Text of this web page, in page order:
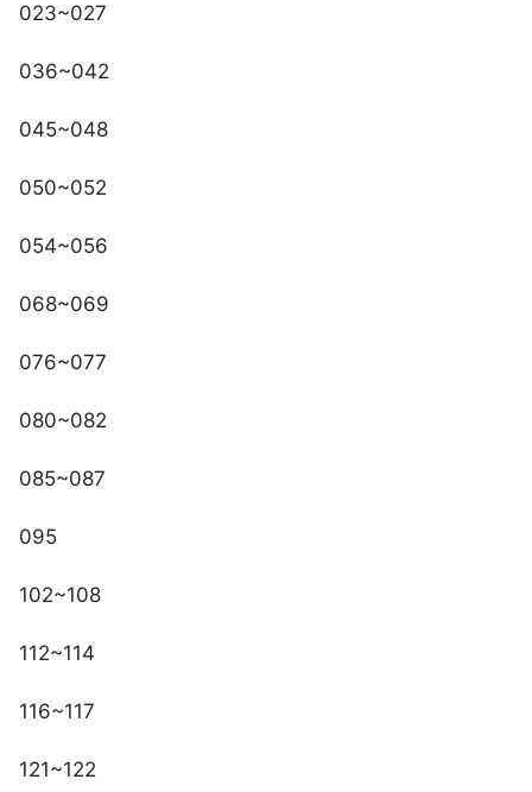
023~027
036~042
045~048
050~052
054~056
068~069
076~077
080~082
085~087
095
102~108
112~114
116~117
121~122